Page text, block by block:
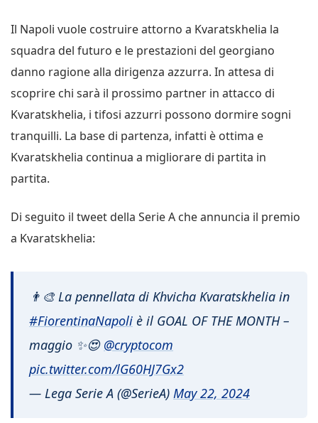
Il Napoli vuole costruire attorno a Kvaratskhelia la
squadra del futuro e le prestazioni del georgiano
danno ragione alla dirigenza azzurra. In attesa di
scoprire chi sarà il prossimo partner in attacco di
Kvaratskhelia, i tifosi azzurri possono dormire sogni
tranquilli. La base di partenza, infatti è ottima e
Kvaratskhelia continua a migliorare di partita in
partita.
Di seguito il tweet della Serie A che annuncia il premio
a Kvaratskhelia:
👨‍🎨 La pennellata di Khvicha Kvaratskhelia in
#FiorentinaNapoli è il GOAL OF THE MONTH –
maggio ✨😍 @cryptocom
pic.twitter.com/lG60HJ7Gx2
— Lega Serie A (@SerieA) May 22, 2024